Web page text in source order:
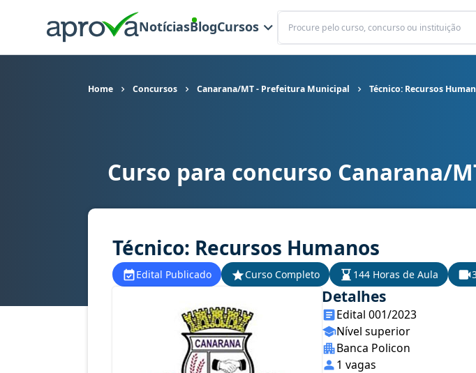
NotíciasBlogCursos
Buscar
Home Concursos Canarana/MT - Prefeitura Municipal Técnico: Recursos
Curso para concurso Canarana/MT - Prefeitura Municipal cargo Técnico: Recursos
Curso para concurso Canarana/
Técnico: Recursos Humanos
Edital Publicado Curso Completo 144 Horas de Aula
Detalhes
Edital 001/2023
Nível superior
Banca Policon
1 vagas